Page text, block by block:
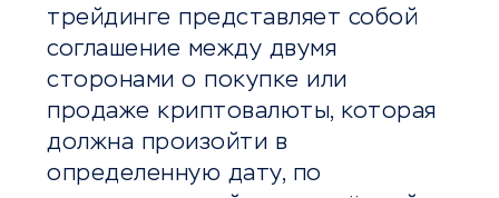
трейдинге представляет собой
соглашение между двумя
сторонами о покупке или
продаже криптовалюты, которая
должна произойти в
определенную дату, по